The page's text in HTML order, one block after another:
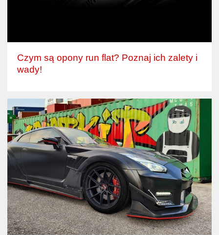
Czym są opony run flat? Poznaj ich zalety i
wady!